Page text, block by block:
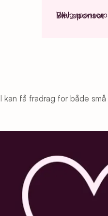
Bliv sponsor
Vælg
I kan få fradrag for både